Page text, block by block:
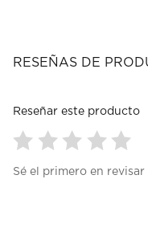
RESEÑAS DE
Reseñar este producto
paraparaparaparapara
Sé el primero en